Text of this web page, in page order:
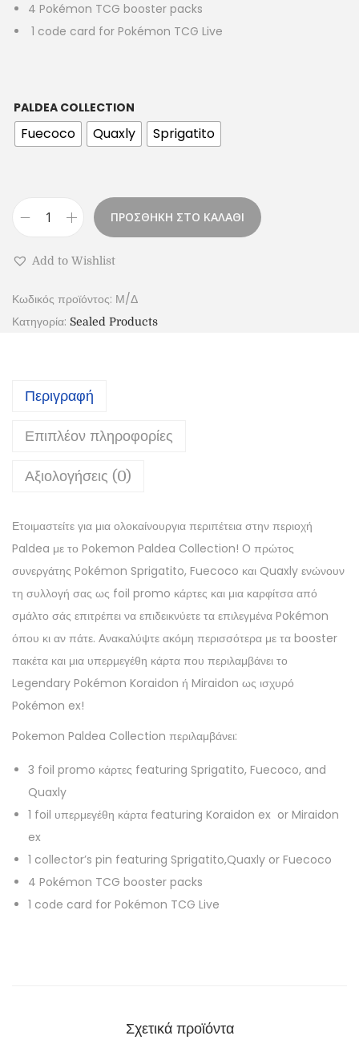
4 Pokémon TCG booster packs
1 code card for Pokémon TCG Live
PALDEA COLLECTION
Fuecoco Quaxly Sprigatito
ΠΡΟΣΘΗΚΗ ΣΤΟ ΚΑΛΑΘΙ
Add to Wishlist
Κωδικός προϊόντος: Μ/Δ
Κατηγορία: Sealed Products
Περιγραφή
Επιπλέον πληροφορίες
Αξιολογήσεις (0)
Ετοιμαστείτε για μια ολοκαίνουργια περιπέτεια στην περιοχή
Paldea με το Pokemon Paldea Collection! Ο πρώτος
συνεργάτης Pokémon Sprigatito, Fuecoco και Quaxly ενώνουν
τη συλλογή σας ως foil promo κάρτες και μια καρφίτσα από
σμάλτο σάς επιτρέπει να επιδεικνύετε τα επιλεγμένα Pokémon
όπου κι αν πάτε. Ανακαλύψτε ακόμη περισσότερα με τα booster
πακέτα και μια υπερμεγέθη κάρτα που περιλαμβάνει το
Legendary Pokémon Koraidon ή Miraidon ως ισχυρό
Pokémon ex!
Pokemon Paldea Collection περιλαμβάνει:
3 foil promo κάρτες featuring Sprigatito, Fuecoco, and
Quaxly
1 foil υπερμεγέθη κάρτα featuring Koraidon ex or Miraidon
ex
1 collector’s pin featuring Sprigatito,Quaxly or Fuecoco
4 Pokémon TCG booster packs
1 code card for Pokémon TCG Live
Σχετικά προϊόντα